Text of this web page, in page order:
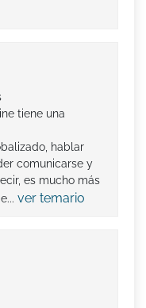
tiene una
hablar
comunicarse y
es mucho más
ver temario